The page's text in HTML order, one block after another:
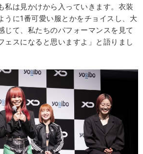
私は見かけから入っていきます。衣装
うに1番可愛い服とかをチョイスし、大
じて、私たちのパフォーマンスを見て
ェスになると思いますよ」と語りまし